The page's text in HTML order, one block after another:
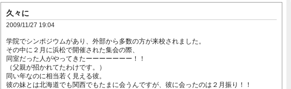
久々に
2009/11/27 19:04
学院でシンポジウムがあり、外部から多数の方が来校されました。
その中に２月に浜松で開催された集会の際、
同室だった人がやってきたーーーーーーー！！
（父親が招かれてたわけです。）
同い年なのに相当若く見える彼。
彼の妹とは北海道でも関西でもたまに会うんですが、彼に会ったのは２月振り！！